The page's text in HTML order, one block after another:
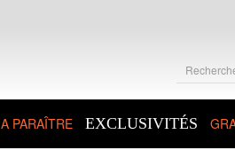
A PARAÎTRE EXCLUSIVITÉS